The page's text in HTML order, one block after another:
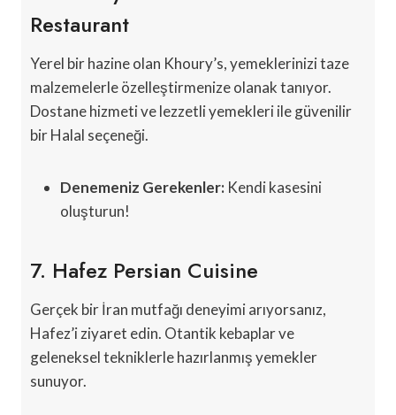
Restaurant
Yerel bir hazine olan Khoury’s, yemeklerinizi taze
malzemelerle özelleştirmenize olanak tanıyor.
Dostane hizmeti ve lezzetli yemekleri ile güvenilir
bir Halal seçeneği.
Denemeniz Gerekenler: Kendi kasesini
oluşturun!
7. Hafez Persian Cuisine
Gerçek bir İran mutfağı deneyimi arıyorsanız,
Hafez’i ziyaret edin. Otantik kebaplar ve
geleneksel tekniklerle hazırlanmış yemekler
sunuyor.